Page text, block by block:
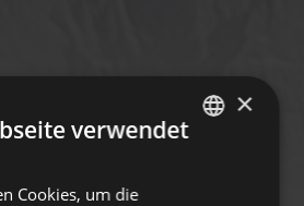
×
verwendet
Cookies, um die